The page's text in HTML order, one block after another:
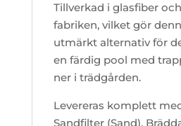
Tillverkad i glasfiber
fabriken, vilket gör
utmärkt alternativ för
en färdig pool med
ner i trädgården.
Levereras komplett
Sandfilter (Sand),